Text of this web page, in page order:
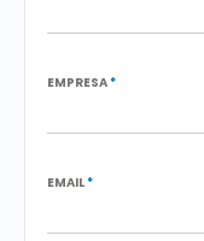
EMPRESA *
EMAIL *